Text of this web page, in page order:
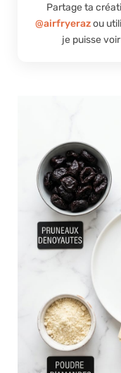
Partage ta
@airfryerazou
je puisse